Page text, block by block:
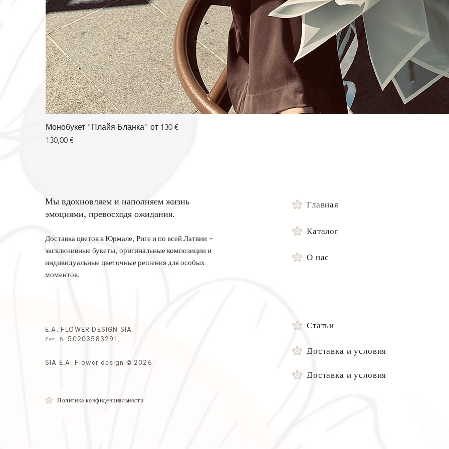
Монобукет "Плайя Бланка" от 130 €
Цена
130,00 €
Мы вдохновляем и наполняем жизнь
эмоциями, превосходя ожидания.
Доставка цветов в Юрмале, Риге и по всей Латвии –
эксклюзивные букеты, оригинальные композиции и
индивидуальные цветочные решения для особых
моментов.
E.A. FLOWER DESIGN SIA
Рег. № 50203583291,
SIA E.A. Flower design © 2026
Политика конфиденциальности
Главная
Каталог
О нас
Статьи
Доставка и условия
Доставка и условия